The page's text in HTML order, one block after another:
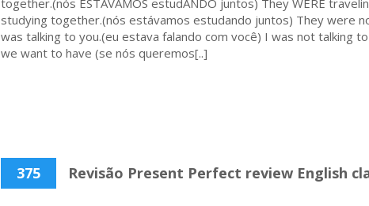
together.(nós ESTÁVAMOS estudANDO juntos) They WERE
studying together.(nós estávamos estudando juntos) They were
was talking to you.(eu estava falando com você) I was not talking
we want to have (se nós queremos[..]
375 Revisão Present Perfect review English